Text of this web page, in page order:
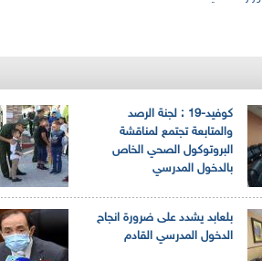
كوفيد-19 : لجنة الرصد
والمتابعة تجتمع لمناقشة
البروتوكول الصحي الخاص
بالدخول المدرسي
بلعابد يشدد على ضرورة انجاح
الدخول المدرسي القادم